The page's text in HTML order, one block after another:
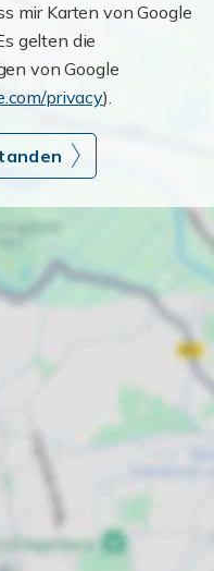
mir Karten von Google
gelten die
von Google
privacy).